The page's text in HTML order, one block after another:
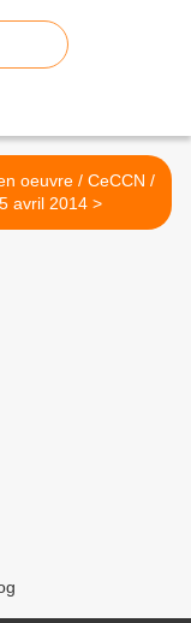
oeuvre / CeCCN /
5 avril 2014 >